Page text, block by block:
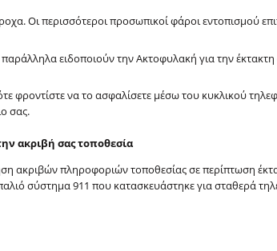
Οι περισσότεροι προσωπικοί φάροι εντοπισμού
ειδοποιούν την Ακτοφυλακή για την
φροντίστε να το ασφαλίσετε μέσω του κυκλικού
σας.
ακριβή σας τοποθεσία
ακριβών πληροφοριών τοποθεσίας σε περίπτωση
σύστημα 911 που κατασκευάστηκε για σταθερά